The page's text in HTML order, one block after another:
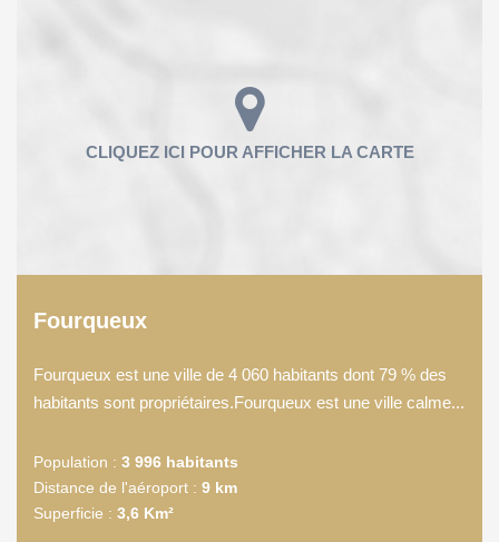
Fourqueux
Fourqueux est une ville de 4 060 habitants dont 79 % des
habitants sont propriétaires.Fourqueux est une ville calme...
Population : 3 996 habitants
Distance de l'aéroport : 9 km
Superficie : 3,6 Km²